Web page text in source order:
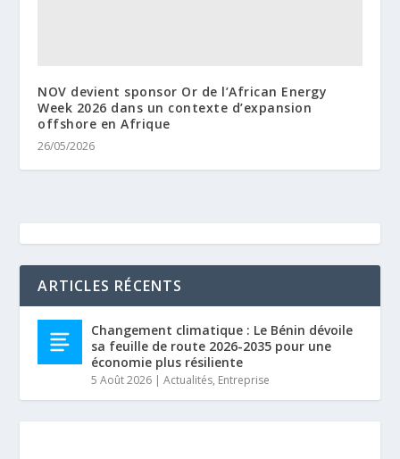
NOV devient sponsor Or de l’African Energy
Week 2026 dans un contexte d’expansion
offshore en Afrique
26/05/2026
ARTICLES RÉCENTS
Changement climatique : Le Bénin dévoile
sa feuille de route 2026-2035 pour une
économie plus résiliente
5 Août 2026 |Actualités, Entreprise